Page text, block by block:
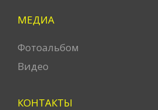
МЕДИА
Фотоальбом
Видео
КОНТАКТЫ